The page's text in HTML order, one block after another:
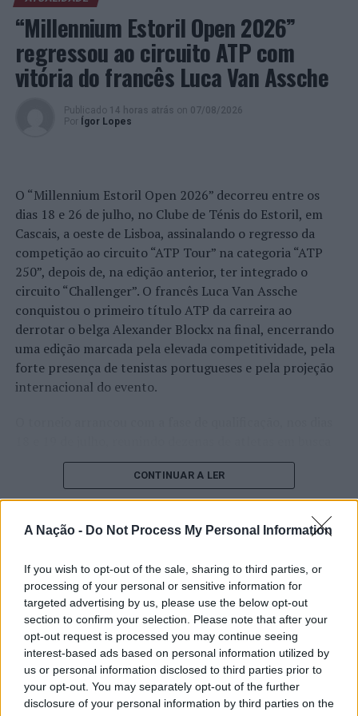
A Nação - Do Not Process My Personal Information
If you wish to opt-out of the sale, sharing to third parties, or
processing of your personal or sensitive information for
targeted advertising by us, please use the below opt-out
section to confirm your selection. Please note that after your
opt-out request is processed you may continue seeing
interest-based ads based on personal information utilized by
us or personal information disclosed to third parties prior to
your opt-out. You may separately opt-out of the further
disclosure of your personal information by third parties on the
Em 2017, a Comissão Europeia reconheceu o projeto
Academia de Líderes Ubuntu como um dos doze projetos
mais relevantes em termos de boas práticas de trabalho
com os jovens e empreendedorismo social, e pela
ASHOKA com um Ashoka FellowPortuguês.
TÓPICOS RELACIONADOS: BASÍLIO HORTA
SINTRA
UBUNTU
PRÓXIMO
Carcavelos: Novo detido por violência doméstica
NÃO PERCA
Congida recebe 3ª etapa do Campeonato LIDL
“Millennium Estoril Open 2026”
regressou ao circuito ATP com
vitória do francês Luca Van Assche
Publicado 14 horas atrás on 07/08/2026
Por
Ígor Lopes
O “Millennium Estoril Open 2026” decorreu entre os
dias 18 e 26 de julho, no Clube de Ténis do Estoril, em
Cascais, a oeste de Lisboa, assinalando o regresso da
competição ao circuito “ATP Tour” na categoria “ATP
250”, depois de, na edição anterior, ter integrado o
circuito “Challenger”. O francês Luca Van Assche
conquistou o primeiro título ATP da carreira ao
derrotar o belga Alexander Blockx na final, encerrando
uma edição marcada pela elevada competitividade, pela
forte presença de tenistas portugueses e pela projeção
internacional do evento.
de um lugar no quadro principal. A cerimónia de
abertura contou com a presença do presidente da
Câmara Municipal de Cascais, Nuno Piteira Lopes,
acompanhado pelo executivo municipal, assinalando o
início de uma competição que voltou a colocar o
ténis.
Apesar das desistências de última hora de jogadores
como Casper Ruud (Noruega), Alejandro Davidovich
Fokina (Espanha) e Matteo Arnaldi (Itália), a prova
apresentou um quadro competitivo de elevado nível,
liderado pelo russo Andrey Rublev, primeiro cabeça de
série, pelo italiano Luciano Darderi, pelo chileno
CONTINUAR A LER
Castelo Branco: “Bienal
Internacional de Artes e Ofícios”
promete afirmar artesanato,
património e inovação como
“motores de desenvolvimento
económico e cultural” do município